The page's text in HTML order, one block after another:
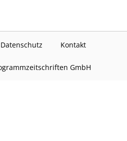
Datenschutz Kontakt
GmbH